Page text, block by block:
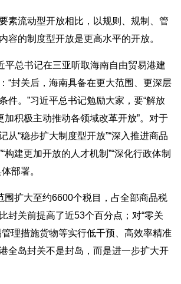
素流动型开放相比，以规则、规制、管
容的制度型开放是更高水平的开放。
平总书记在三亚听取海南自由贸易港建
“封关后，海南具备在更大范围、更深层
件。”习近平总书记勉励大家，要“解放
加积极主动推动各领域改革开放”。对于
从“稳步扩大制度型开放”“深入推进商品
构建更加开放的人才机制”“深化行政体制
部署。
围扩大至约6600个税目，占全部商品税
封关前提高了近53个百分点；对“零关
理措施货物等实行低干预、高效率精准
岛封关不是封岛，而是进一步扩大开